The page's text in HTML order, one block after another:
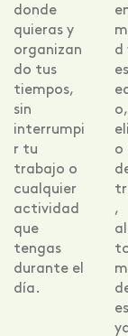
donde
quieras y
organizan
do tus
tiempos,
sin
interrumpi
r tu
trabajo o
cualquier
actividad
que
tengas
durante el
día.
d
o,
o
,